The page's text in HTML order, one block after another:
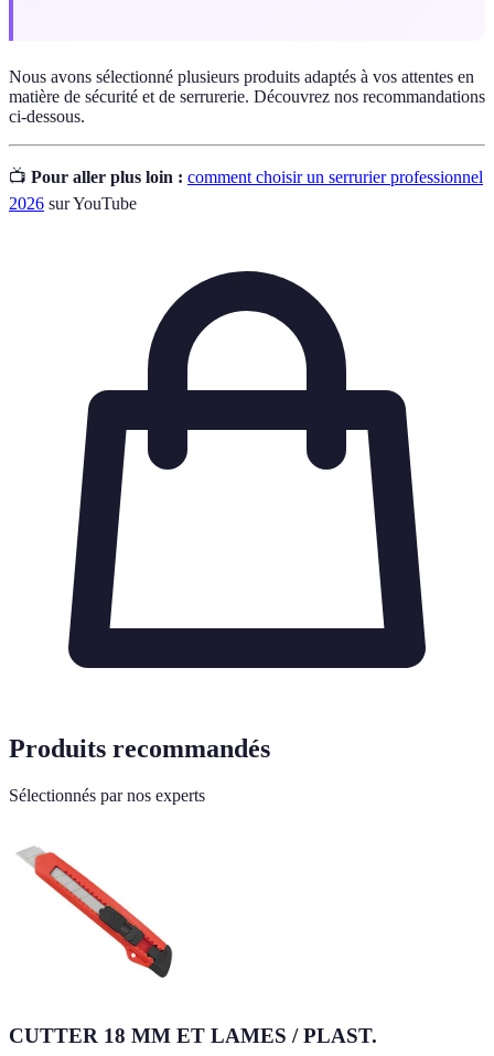
Nous avons sélectionné plusieurs produits adaptés à vos attentes en
matière de sécurité et de serrurerie. Découvrez nos recommandations
ci-dessous.
📺 Pour aller plus loin : comment choisir un serrurier professionnel
2026 sur YouTube
Produits recommandés
Sélectionnés par nos experts
CUTTER 18 MM ET LAMES / PLAST.